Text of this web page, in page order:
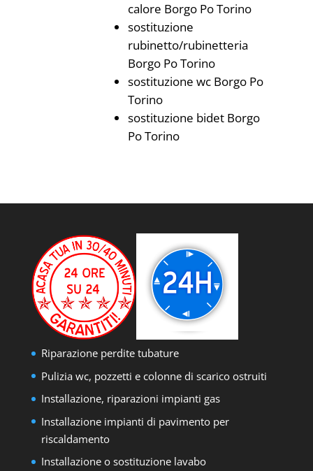
calore Borgo Po Torino
sostituzione
rubinetto/rubinetteria
Borgo Po Torino
sostituzione wc Borgo Po
Torino
sostituzione bidet Borgo
Po Torino
Riparazione perdite tubature
Pulizia wc, pozzetti e colonne di scarico ostruiti
Installazione, riparazioni impianti gas
Installazione impianti di pavimento per
riscaldamento
Installazione o sostituzione lavabo